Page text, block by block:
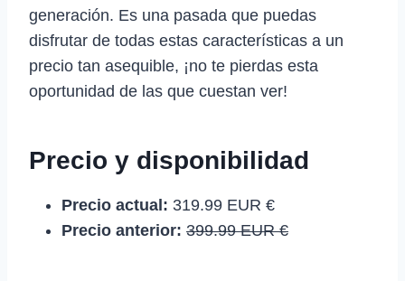
generación. Es una pasada que puedas
disfrutar de todas estas características a un
precio tan asequible, ¡no te pierdas esta
oportunidad de las que cuestan ver!
Precio y disponibilidad
Precio actual: 319.99 EUR €
Precio anterior: 399.99 EUR €